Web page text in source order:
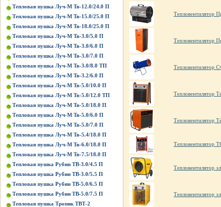
Тепловая пушка Луч-М Тв-12.0/24.0 П
Тепловая пушка Луч-М Тв-15.0/25.0 П
Тепловая пушка Луч-М Тв-18.0/25.0 П
Тепловая пушка Луч-М Тв-3.0/5.0 П
Тепловая пушка Луч-М Тв-3.0/6.0 П
Тепловая пушка Луч-М Тв-3.0/7.0 П
Тепловая пушка Луч-М Тв-3.0/8.0 ТП
Тепловая пушка Луч-М Тв-3.2/6.0 П
Тепловая пушка Луч-М Тв-5.0/10.0 П
Тепловая пушка Луч-М Тв-5.0/12.0 ТП
Тепловая пушка Луч-М Тв-5.0/18.0 П
Тепловая пушка Луч-М Тв-5.0/6.0 П
Тепловая пушка Луч-М Тв-5.0/7.0 П
Тепловая пушка Луч-М Тв-5.4/18.0 П
Тепловая пушка Луч-М Тв-6.0/18.0 П
Тепловая пушка Луч-М Тв-7.5/18.0 П
Тепловая пушка Рубин ТВ-3.0/4.5 П
Тепловая пушка Рубин ТВ-3.0/5.5 П
Тепловая пушка Рубин ТВ-5.0/6.5 П
Тепловая пушка Рубин ТВ-5.0/7.5 П
Тепловая пушка Тропик ТВТ-2
Тепловентилятор
Тепловентилятор
Тепловентилятор
Тепловентилятор
Тепловентилятор
Тепловентилятор
Тепловентилятор
Тепловентилятор